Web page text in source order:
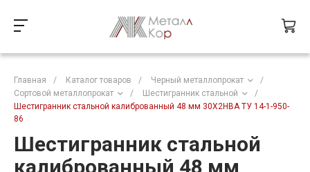
Главная / Каталог товаров / Черный металлопрокат
/
Сортовой металлопрокат
/ Шестигранник стальной
/
Шестигранник стальной калиброванный 48 мм 30Х2НВА ТУ 14-1-950-
86
Шестигранник стальной
калиброванный 48 мм